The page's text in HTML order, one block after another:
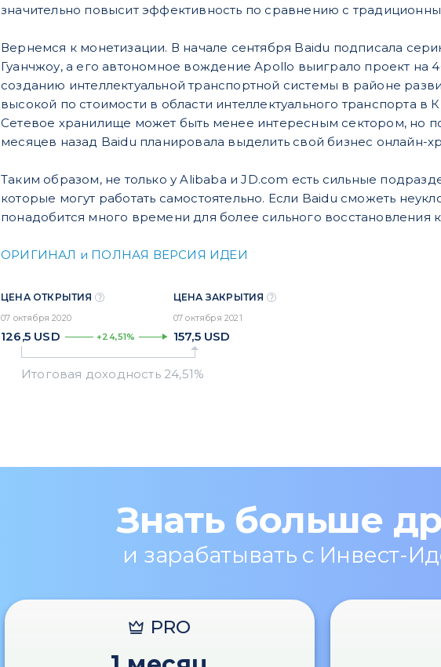
значительно повысит эффективность по сравнению с
Вернемся к монетизации. В начале сентября Baidu подписала
Гуанчжоу, а его автономное вождение Apollo выиграло проект
созданию интеллектуальной транспортной системы в районе
высокой по стоимости в области интеллектуального транспорта в
Сетевое хранилище может быть менее интересным сектором,
месяцев назад Baidu планировала выделить свой бизнес онлайн-
Таким образом, не только у Alibaba и JD.com есть сильные
которые могут работать самостоятельно. Если Baidu сможеть
понадобится много времени для более сильного восстановления
ОРИГИНАЛ и ПОЛНАЯ ВЕРСИЯ ИДЕИ
ЦЕНА ОТКРЫТИЯ
07 октября 2020
126,5 USD +24,51%
ЦЕНА ЗАКРЫТИЯ
07 октября 2021
157,5 USD
Знать больше
и зарабатывать с Инвест-
PRO